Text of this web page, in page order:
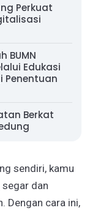
Perkuat
BUMN
Edukasi
Penentuan
Berkat
sendiri, kamu
dan
Dengan cara ini,